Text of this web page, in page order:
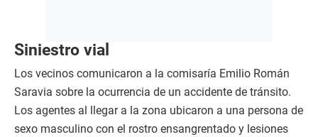
Siniestro vial
Los vecinos comunicaron a la comisaría Emilio Román
Saravia sobre la ocurrencia de un accidente de tránsito.
Los agentes al llegar a la zona ubicaron a una persona de
sexo masculino con el rostro ensangrentado y lesiones